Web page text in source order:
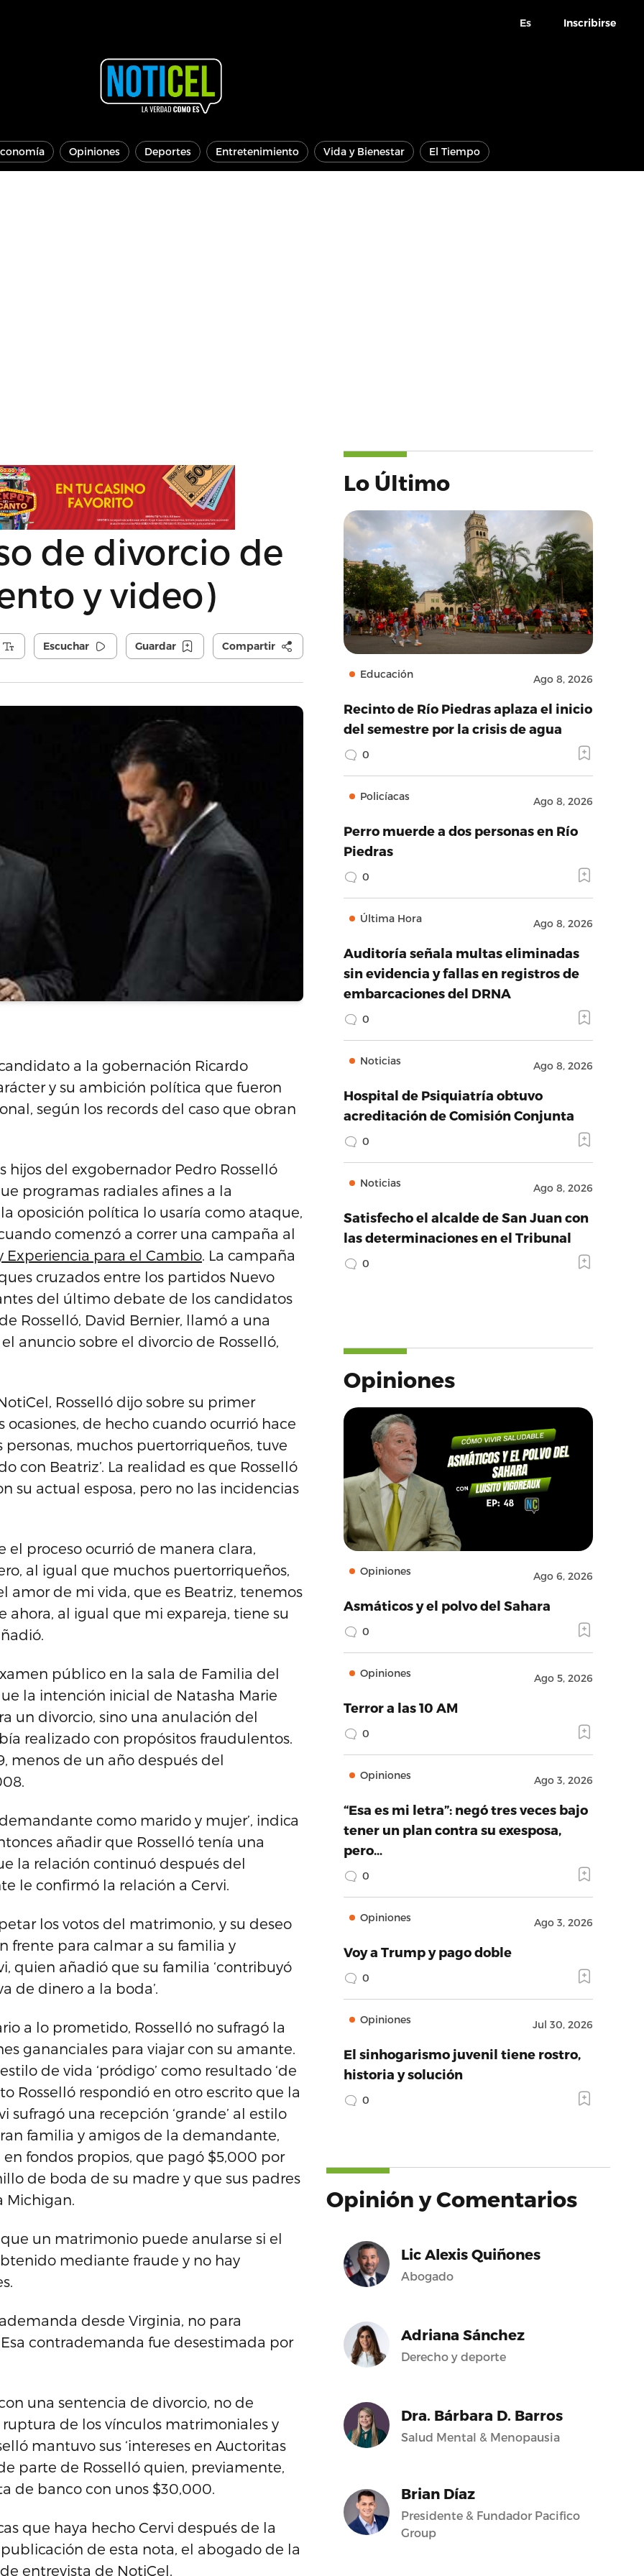
Es Inscribirse
Opiniones Deportes Entretenimiento Vida y Bienestar El Tiempo
de divorcio de
y video)
Escuchar Guardar Compartir
a la gobernación Ricardo
y su ambición política que fueron
según los records del caso que obran
hijos del exgobernador Pedro Rosselló
programas radiales afines a la
oposición política lo usaría como ataque,
comenzó a correr una campaña al
Experiencia para el Cambio. La campaña
cruzados entre los partidos Nuevo
del último debate de los candidatos
Rosselló, David Bernier, llamó a una
anuncio sobre el divorcio de Rosselló,
Rosselló dijo sobre su primer
de hecho cuando ocurrió hace
muchos puertorriqueños, tuve
con Beatriz’. La realidad es que Rosselló
actual esposa, pero no las incidencias
el proceso ocurrió de manera clara,
al igual que muchos puertorriqueños,
amor de mi vida, que es Beatriz, tenemos
ahora, al igual que mi expareja, tiene su
público en la sala de Familia del
la intención inicial de Natasha Marie
un divorcio, sino una anulación del
realizado con propósitos fraudulentos.
menos de un año después del
como marido y mujer’, indica
añadir que Rosselló tenía una
la relación continuó después del
le confirmó la relación a Cervi.
los votos del matrimonio, y su deseo
frente para calmar a su familia y
quien añadió que su familia ‘contribuyó
de dinero a la boda’.
a lo prometido, Rosselló no sufragó la
gananciales para viajar con su amante.
de vida ‘pródigo’ como resultado ‘de
Rosselló respondió en otro escrito que la
sufragó una recepción ‘grande’ al estilo
familia y amigos de la demandante,
fondos propios, que pagó $5,000 por
de boda de su madre y que sus padres
Michigan.
un matrimonio puede anularse si el
mediante fraude y no hay
desde Virginia, no para
contrademanda fue desestimada por
una sentencia de divorcio, no de
de los vínculos matrimoniales y
mantuvo sus ‘intereses en Auctoritas
parte de Rosselló quien, previamente,
de banco con unos $30,000.
que haya hecho Cervi después de la
de esta nota, el abogado de la
entrevista de NotiCel.
Lo Último
Educación Ago 8, 2026
Recinto de Río Piedras aplaza el inicio
del semestre por la crisis de agua
0
Policíacas Ago 8, 2026
Perro muerde a dos personas en Río
Piedras
0
Última Hora Ago 8, 2026
Auditoría señala multas eliminadas
sin evidencia y fallas en registros de
embarcaciones del DRNA
0
Noticias Ago 8, 2026
Hospital de Psiquiatría obtuvo
acreditación de Comisión Conjunta
0
Noticias Ago 8, 2026
Satisfecho el alcalde de San Juan con
las determinaciones en el Tribunal
0
Opiniones
Opiniones Ago 6, 2026
Asmáticos y el polvo del Sahara
0
Opiniones Ago 5, 2026
Terror a las 10 AM
0
Opiniones Ago 3, 2026
“Esa es mi letra”: negó tres veces bajo
tener un plan contra su exesposa,
pero…
0
Opiniones Ago 3, 2026
Voy a Trump y pago doble
0
Opiniones Jul 30, 2026
El sinhogarismo juvenil tiene rostro,
historia y solución
0
Opinión y Comentarios
Lic Alexis Quiñones
Abogado
Adriana Sánchez
Derecho y deporte
Dra. Bárbara D. Barros
Salud Mental & Menopausia
Brian Díaz
Presidente & Fundador Pacifico
Group